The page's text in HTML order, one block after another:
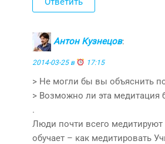
Антон Кузнецов:
2014-03-25 в 17:15
> Не могли бы вы объяснить
> Возможно ли эта медитация
.
Люди почти всего медитируют
обучает – как медитировать